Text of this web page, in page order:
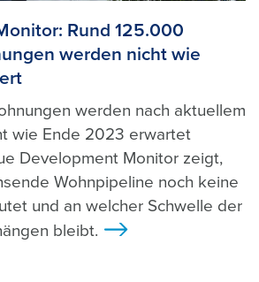
Rund 125.000
werden nicht wie
werden nach aktuellem
wie Ende 2023 erwartet
Development Monitor zeigt,
Wohnpipeline noch keine
und an welcher Schwelle der
bleibt.